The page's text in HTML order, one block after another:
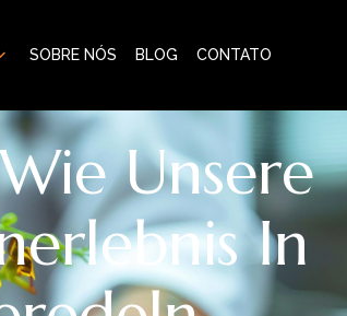
SOBRE NÓS BLOG CONTATO
Unsere
In